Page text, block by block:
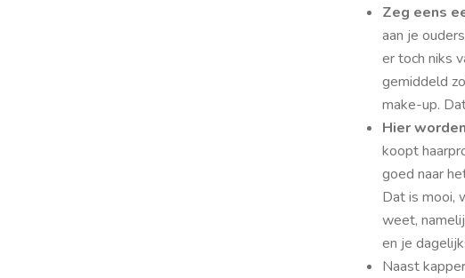
Zeg eens
aan je
er toch niks
gemiddeld
make-up.
Hier
koopt
goed naar
Dat is mooi,
weet,
en je
Naast